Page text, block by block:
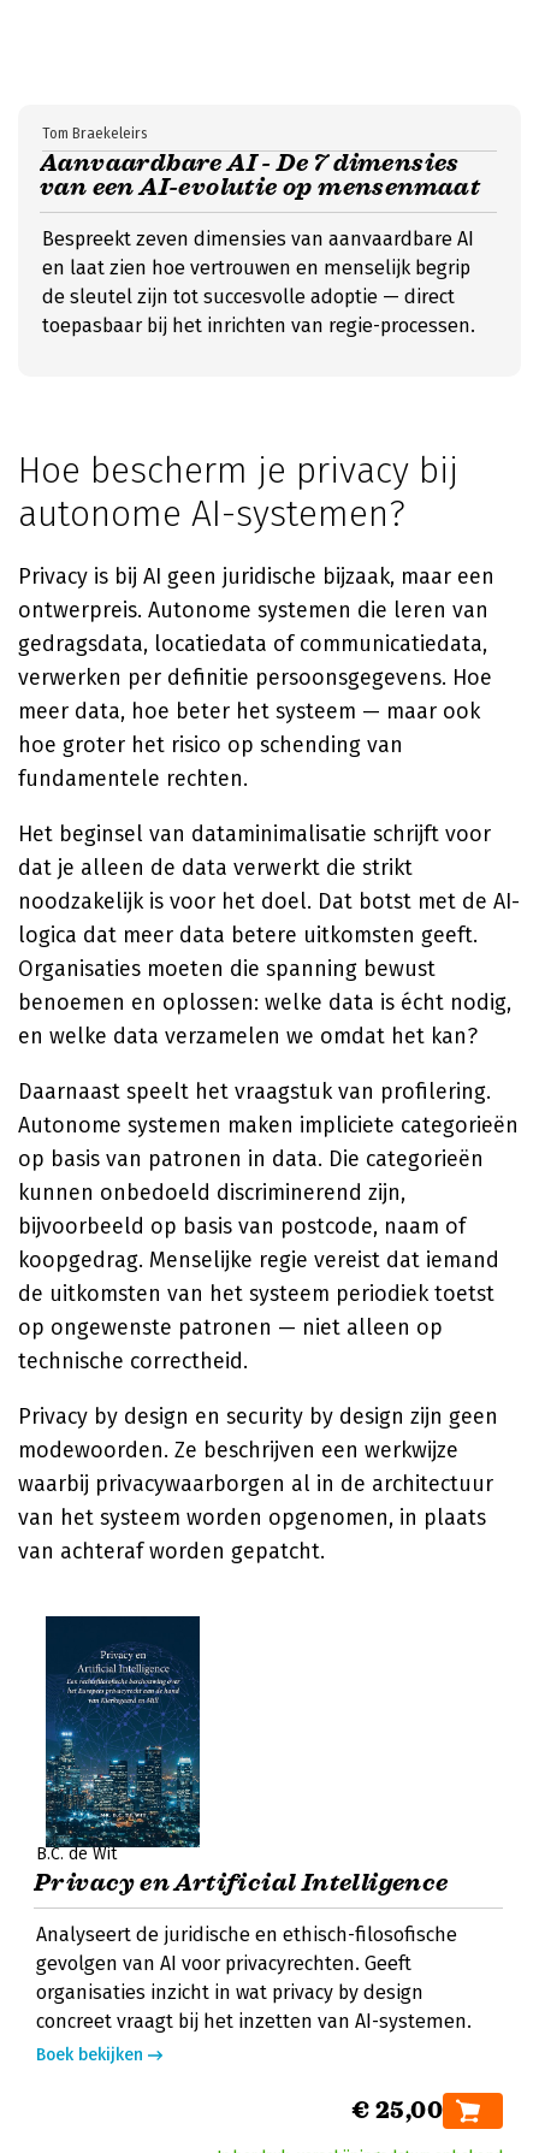
Aanvaardbare AI - De 7 dimensies
van een AI-evolutie op mensenmaat
Tom Braekeleirs
Bespreekt zeven dimensies van aanvaardbare AI
en laat zien hoe vertrouwen en menselijk begrip
de sleutel zijn tot succesvolle adoptie — direct
toepasbaar bij het inrichten van regie-processen.
Hoe bescherm je privacy bij
autonome AI-systemen?
Privacy is bij AI geen juridische bijzaak, maar een
ontwerpreis. Autonome systemen die leren van
gedragsdata, locatiedata of communicatiedata,
verwerken per definitie persoonsgegevens. Hoe
meer data, hoe beter het systeem — maar ook
hoe groter het risico op schending van
fundamentele rechten.
Het beginsel van dataminimalisatie schrijft voor
dat je alleen de data verwerkt die strikt
noodzakelijk is voor het doel. Dat botst met de AI-
logica dat meer data betere uitkomsten geeft.
Organisaties moeten die spanning bewust
benoemen en oplossen: welke data is écht nodig,
en welke data verzamelen we omdat het kan?
Daarnaast speelt het vraagstuk van profilering.
Autonome systemen maken impliciete categorieën
op basis van patronen in data. Die categorieën
kunnen onbedoeld discriminerend zijn,
bijvoorbeeld op basis van postcode, naam of
koopgedrag. Menselijke regie vereist dat iemand
de uitkomsten van het systeem periodiek toetst
op ongewenste patronen — niet alleen op
technische correctheid.
Privacy by design en security by design zijn geen
modewoorden. Ze beschrijven een werkwijze
waarbij privacywaarborgen al in de architectuur
van het systeem worden opgenomen, in plaats
van achteraf worden gepatcht.
B.C. de Wit
Privacy en Artificial Intelligence
Analyseert de juridische en ethisch-filosofische
gevolgen van AI voor privacyrechten. Geeft
organisaties inzicht in wat privacy by design
concreet vraagt bij het inzetten van AI-systemen.
Boek bekijken
€ 25,00